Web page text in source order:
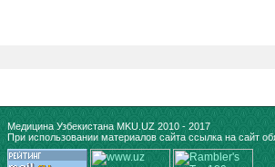
Медицина Узбекистана MKU.UZ 2010 - 2017
При использовании материалов сайта ссылка на сайт